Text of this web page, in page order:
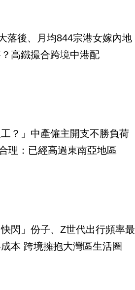
落後、月均844宗港女嫁內地
高鐵撮合跨境中港配
？」中產僱主開支不勝負荷
理：已經高過東南亞地區
閃」份子、Z世代出行頻率最
本 跨境擁抱大灣區生活圈